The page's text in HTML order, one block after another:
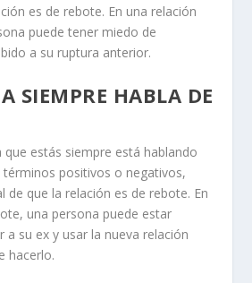
es de rebote. En una relación
puede tener miedo de
a su ruptura anterior.
SIEMPRE HABLA DE
que estás siempre está hablando
términos positivos o negativos,
de que la relación es de rebote. En
, una persona puede estar
a su ex y usar la nueva relación
hacerlo.